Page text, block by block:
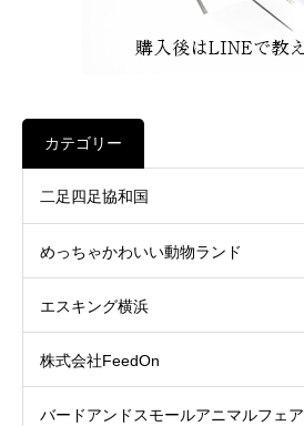
カテゴリー
二足四足協和国
めっちゃかわいい動物ランド
エスキング横浜
株式会社FeedOn
バードアンドスモールアニマルフェア